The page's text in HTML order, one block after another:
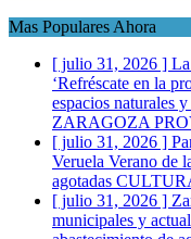
Mas Populares Ahora
[ julio 31, 2026 ]
‘Refréscate en la
espacios naturales
ZARAGOZA
[ julio 31, 2026 ]
Veruela Verano de
agotadas
[ julio 31, 2026 ]
municipales y